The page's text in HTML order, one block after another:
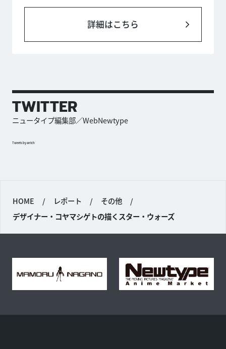
詳細はこちら
TWITTER
ニュータイプ編集部／WebNewtype
Tweets by antch
HOME / レポート / その他
/
デザイナー・コヤマシゲトの描くスター・ウォーズ